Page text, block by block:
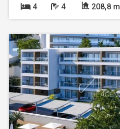
4
4 208,8 m